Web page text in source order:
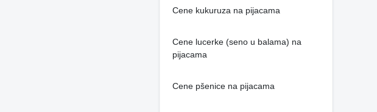
Cene kukuruza na pijacama
Cene lucerke (seno u balama) na
pijacama
Cene pšenice na pijacama